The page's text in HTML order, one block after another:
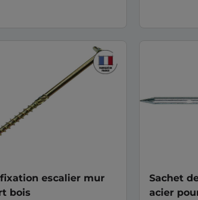
escalier mur
bois
Sachet
acier